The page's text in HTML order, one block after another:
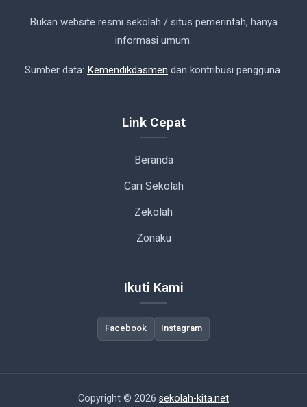
Bukan website resmi sekolah / situs pemerintah, hanya
informasi umum.
Sumber data: Kemendikdasmen dan kontribusi pengguna.
Link Cepat
Beranda
Cari Sekolah
Zekolah
Zonaku
Ikuti Kami
Facebook Instagram
Copyright © 2026 sekolah-kita.net